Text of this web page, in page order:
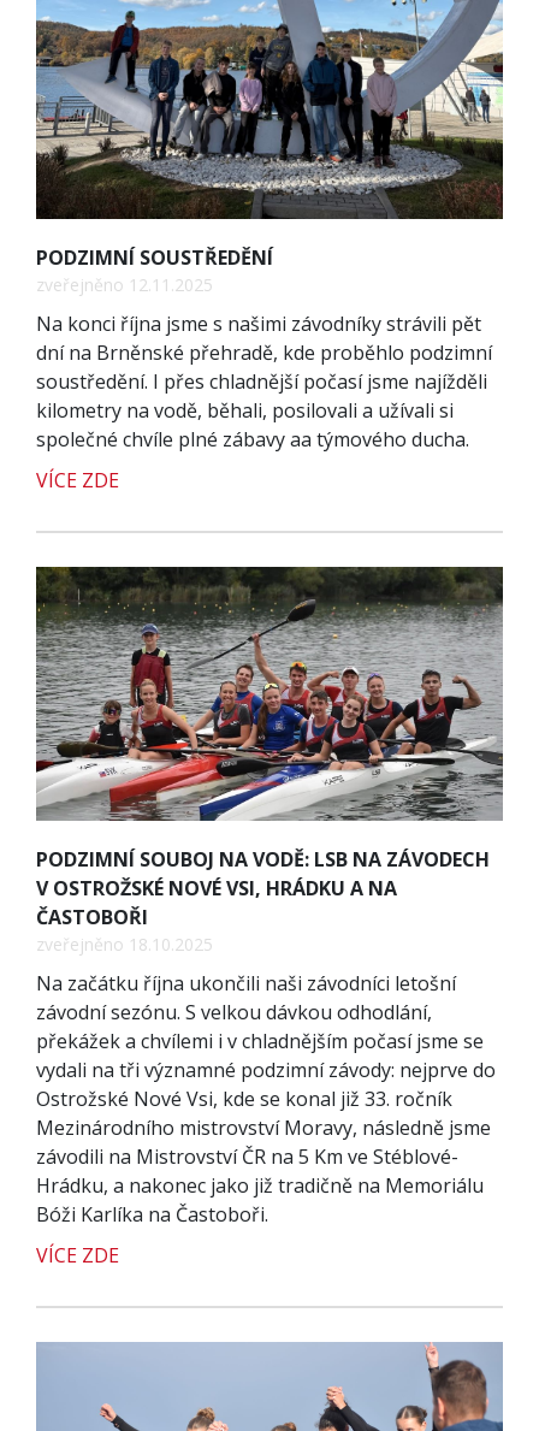
PODZIMNÍ SOUSTŘEDĚNÍ
zveřejněno 12.11.2025
Na konci října jsme s našimi závodníky strávili pět
dní na Brněnské přehradě, kde proběhlo podzimní
soustředění. I přes chladnější počasí jsme najížděli
kilometry na vodě, běhali, posilovali a užívali si
společné chvíle plné zábavy aa týmového ducha.
VÍCE ZDE
PODZIMNÍ SOUBOJ NA VODĚ: LSB NA ZÁVODECH
V OSTROŽSKÉ NOVÉ VSI, HRÁDKU A NA
ČASTOBOŘI
zveřejněno 18.10.2025
Na začátku října ukončili naši závodníci letošní
závodní sezónu. S velkou dávkou odhodlání,
překážek a chvílemi i v chladnějším počasí jsme se
vydali na tři významné podzimní závody: nejprve do
Ostrožské Nové Vsi, kde se konal již 33. ročník
Mezinárodního mistrovství Moravy, následně jsme
závodili na Mistrovství ČR na 5 Km ve Stéblové-
Hrádku, a nakonec jako již tradičně na Memoriálu
Bóži Karlíka na Častoboři.
VÍCE ZDE